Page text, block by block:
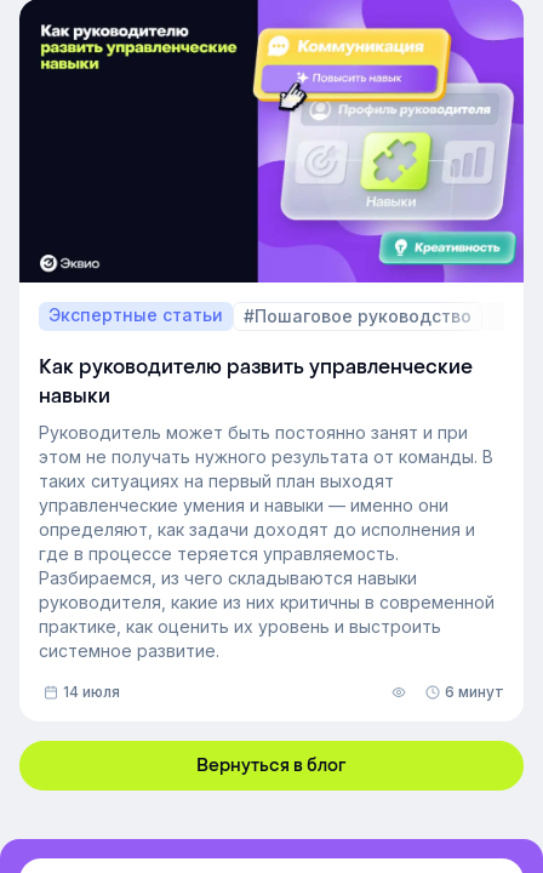
и внутренних переводах, почему не всегда стоит
искать полностью готовых специалистов и как
развивать нужные компетенции внутри компании.
Экспертные статьи #Пошаговое руководство
Как руководителю развить управленческие
навыки
Руководитель может быть постоянно занят и при
этом не получать нужного результата от команды. В
таких ситуациях на первый план выходят
управленческие умения и навыки — именно они
определяют, как задачи доходят до исполнения и
где в процессе теряется управляемость.
Разбираемся, из чего складываются навыки
руководителя, какие из них критичны в современной
практике, как оценить их уровень и выстроить
системное развитие.
14 июля 6 минут
Вернуться в блог